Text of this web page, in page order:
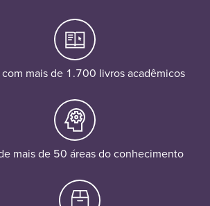
mais de 1.700 livros acadêmicos
mais de 50 áreas do conhecimento